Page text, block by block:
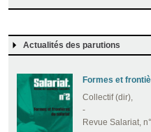
Actualités des parutions
Formes et
Collectif (dir),
-
Revue Salariat,